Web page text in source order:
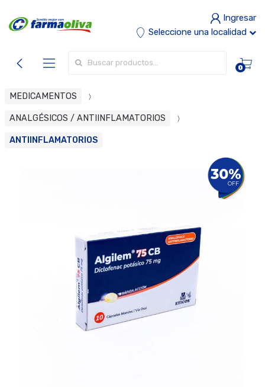
Ingresar
Seleccione una localidad
0
MEDICAMENTOS
ANALGÉSICOS / ANTIINFLAMATORIOS
ANTIINFLAMATORIOS
30%
OFF